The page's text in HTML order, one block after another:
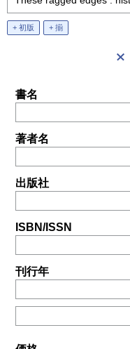
+ 初版 + 揃
書名
著者名
出版社
ISBN/ISSN
刊行年